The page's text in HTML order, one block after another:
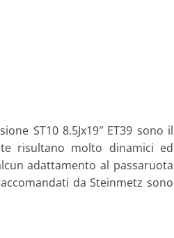
ST10 8.5Jx19″ ET39 sono il
risultano molto dinamici ed
adattamento al passaruota
da Steinmetz sono